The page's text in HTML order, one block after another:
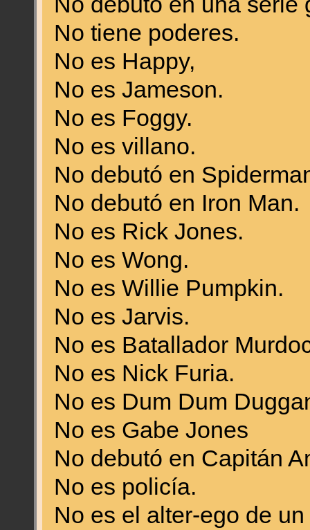
No tiene poderes.
No es Happy,
No es Jameson.
No es Foggy.
No es villano.
No debutó en
No debutó en Iron Man.
No es Rick Jones.
No es Wong.
No es Willie Pumpkin.
No es Jarvis.
No es Batallador
No es Nick Furia.
No es Dum Dum
No es Gabe Jones
No debutó en Capitán
No es policía.
No es el alter-ego de